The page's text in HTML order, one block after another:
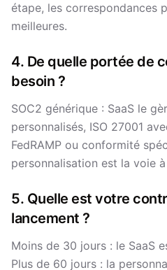
étape, les correspondances
meilleures.
4. De quelle portée de
besoin ?
SOC2 générique : SaaS le
personnalisés, ISO 27001
FedRAMP ou conformité
personnalisation est la voie
5. Quelle est votre
lancement ?
Moins de 30 jours : le SaaS
Plus de 60 jours : la